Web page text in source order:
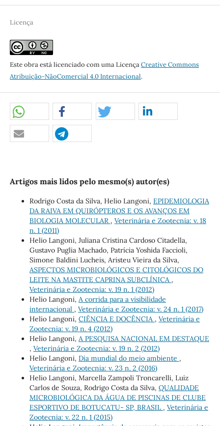
Licença
Este obra está licenciado com uma LicençaCreative Commons
Atribuição-NãoComercial 4.0 Internacional.
Artigos mais lidos pelo mesmo(s) autor(es)
Rodrigo Costa da Silva, Helio Langoni, EPIDEMIOLOGIA
DA RAIVA EM QUIRÓPTEROS E OS AVANÇOS EM
BIOLOGIA MOLECULAR , Veterinária e Zootecnia: v. 18
n. 1 (2011)
Helio Langoni, Juliana Cristina Cardoso Citadella,
Gustavo Puglia Machado, Patrícia Yoshida Faccioli,
Simone Baldini Lucheis, Aristeu Vieira da Silva,
ASPECTOS MICROBIOLÓGICOS E CITOLÓGICOS DO
LEITE NA MASTITE CAPRINA SUBCLÍNICA ,
Veterinária e Zootecnia: v. 19 n. 1 (2012)
Helio Langoni, A corrida para a visibilidade
internacional , Veterinária e Zootecnia: v. 24 n. 1 (2017)
Helio Langoni, CIÊNCIA E DOCÊNCIA , Veterinária e
Zootecnia: v. 19 n. 4 (2012)
Helio Langoni, A PESQUISA NACIONAL EM DESTAQUE
, Veterinária e Zootecnia: v. 19 n. 2 (2012)
Helio Langoni, Dia mundial do meio ambiente ,
Veterinária e Zootecnia: v. 23 n. 2 (2016)
Helio Langoni, Marcella Zampoli Troncarelli, Luiz
Carlos de Souza, Rodrigo Costa da Silva, QUALIDADE
MICROBIOLÓGICA DA ÁGUA DE PISCINAS DE CLUBE
ESPORTIVO DE BOTUCATU- SP, BRASIL , Veterinária e
Zootecnia: v. 22 n. 1 (2015)